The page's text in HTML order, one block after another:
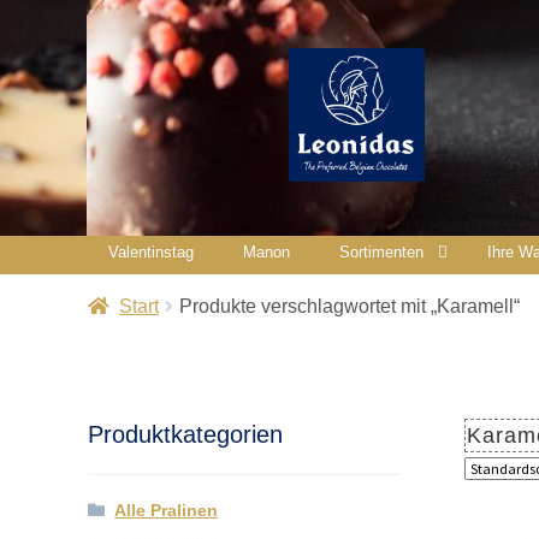
Valentinstag Manon Sortimenten Ihre
Start Produkte verschlagwortet mit „Karamell“
Produktkategorien
Alle Pralinen